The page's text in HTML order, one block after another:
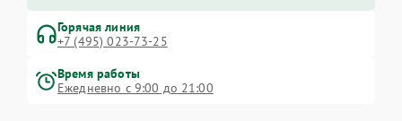
Горячая линия
+7 (495) 023-73-25
Время работы
Ежедневно с 9:00 до 21:00